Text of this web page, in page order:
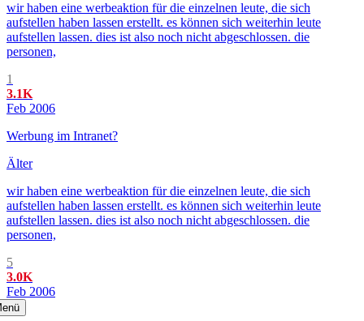
wir haben eine werbeaktion für die einzelnen leute, die sich
aufstellen haben lassen erstellt. es können sich weiterhin leute
aufstellen lassen. dies ist also noch nicht abgeschlossen. die
personen,
1
3.1K
Feb 2006
Werbung im Intranet?
Älter
wir haben eine werbeaktion für die einzelnen leute, die sich
aufstellen haben lassen erstellt. es können sich weiterhin leute
aufstellen lassen. dies ist also noch nicht abgeschlossen. die
personen,
5
3.0K
Feb 2006